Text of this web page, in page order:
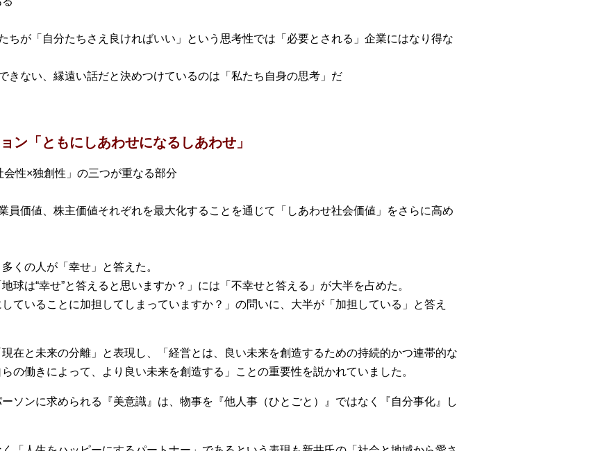
ちが「自分たちさえ良ければいい」という思考性では「必要とされる」企業にはなり得な
きない、縁遠い話だと決めつけているのは「私たち自身の思考」だ
ン「ともにしあわせになるしあわせ」
会性×独創性」の三つが重なる部分
員価値、株主価値それぞれを最大化することを通じて「しあわせ社会価値」をさらに高め
くの人が「幸せ」と答えた。
は“幸せ”と答えると思いますか？」には「不幸せと答える」が大半を占めた。
ていることに加担してしまっていますか？」の問いに、大半が「加担している」と答え
在と未来の分離」と表現し、「経営とは、良い未来を創造するための持続的かつ連帯的な
の働きによって、より良い未来を創造する」ことの重要性を説かれていました。
ソンに求められる『美意識』は、物事を『他人事（ひとごと）』ではなく『自分事化』し